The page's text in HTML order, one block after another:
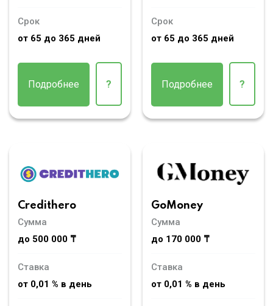
Срок
от 65 до 365 дней
Подробнее ?
Срок
от 65 до 365 дней
Подробнее ?
Credithero
Сумма
до 500 000 ₸
Ставка
от 0,01 % в день
GoMoney
Сумма
до 170 000 ₸
Ставка
от 0,01 % в день